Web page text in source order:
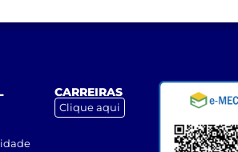
CARREIRAS
Clique aqui